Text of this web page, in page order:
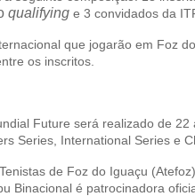
qualifying e 3 convidados da
que jogarão em Foz
os inscritos.
Future será realizado de
Series, International Series e
de Foz do Iguaçu
Binacional é patrocinadora